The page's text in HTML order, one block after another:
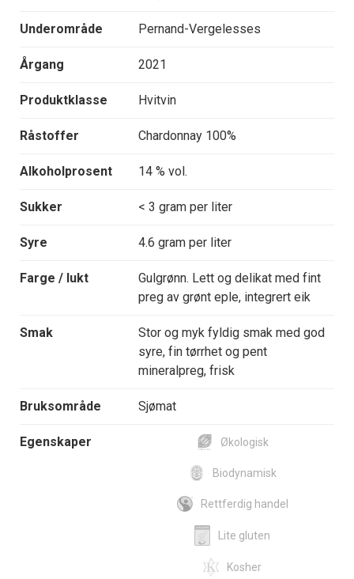
Underområde Pernand-Vergelesses
Årgang 2021
Produktklasse Hvitvin
Råstoffer Chardonnay 100%
Alkoholprosent 14 % vol.
Sukker < 3 gram per liter
Syre 4.6 gram per liter
Farge / lukt
Gulgrønn. Lett og delikat med fint
preg av grønt eple, integrert eik
Smak
Stor og myk fyldig smak med god
syre, fin tørrhet og pent
mineralpreg, frisk
Bruksområde Sjømat
Egenskaper Økologisk
Biodynamisk
Rettferdig handel
Lite gluten
Kosher